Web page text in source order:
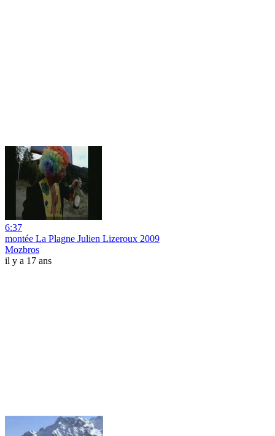
6:37
montée La Plagne Julien Lizeroux 2009
Mozbros
il y a 17 ans